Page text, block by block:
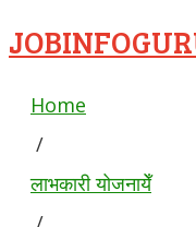
Home
/
लाभकारी योजनायेँ